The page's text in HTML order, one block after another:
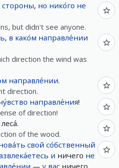
стороны, но нико́го не
but didn't see anyone.
, в како́м направле́нии
direction the wind was
направле́нии.
direction.
направле́ния!
of direction!
леса́.
of the wood.
свой со́бственный
и ничего не
— у вас ничего